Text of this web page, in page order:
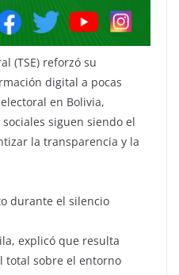
(TSE) reforzó su
digital a pocas
en Bolivia,
siguen siendo el
la transparencia y la
durante el silencio
explicó que resulta
total sobre el entorno